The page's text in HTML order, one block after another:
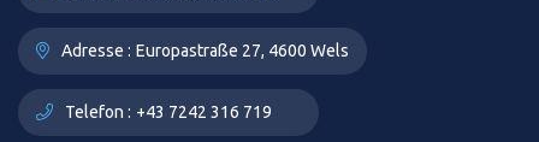
Adresse : Europastraße 27, 4600 Wels
Telefon : +43 7242 316 719